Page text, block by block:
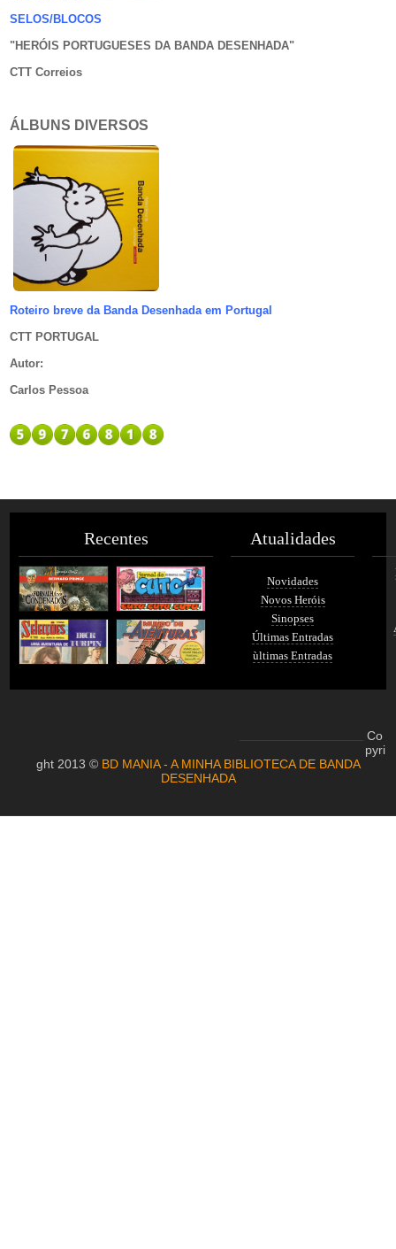
SELOS/BLOCOS
"HERÓIS PORTUGUESES DA BANDA DESENHADA"
CTT Correios
ÁLBUNS DIVERSOS
Roteiro breve da Banda Desenhada em Portugal
CTT PORTUGAL
Autor:
Carlos Pessoa
Recentes Atualidades
Novidades
Novos Heróis
Sinopses
Últimas Entradas
ùltimas Entradas
Co
pyri
ght 2013 © BD MANIA - A MINHA BIBLIOTECA DE BANDA
DESENHADA